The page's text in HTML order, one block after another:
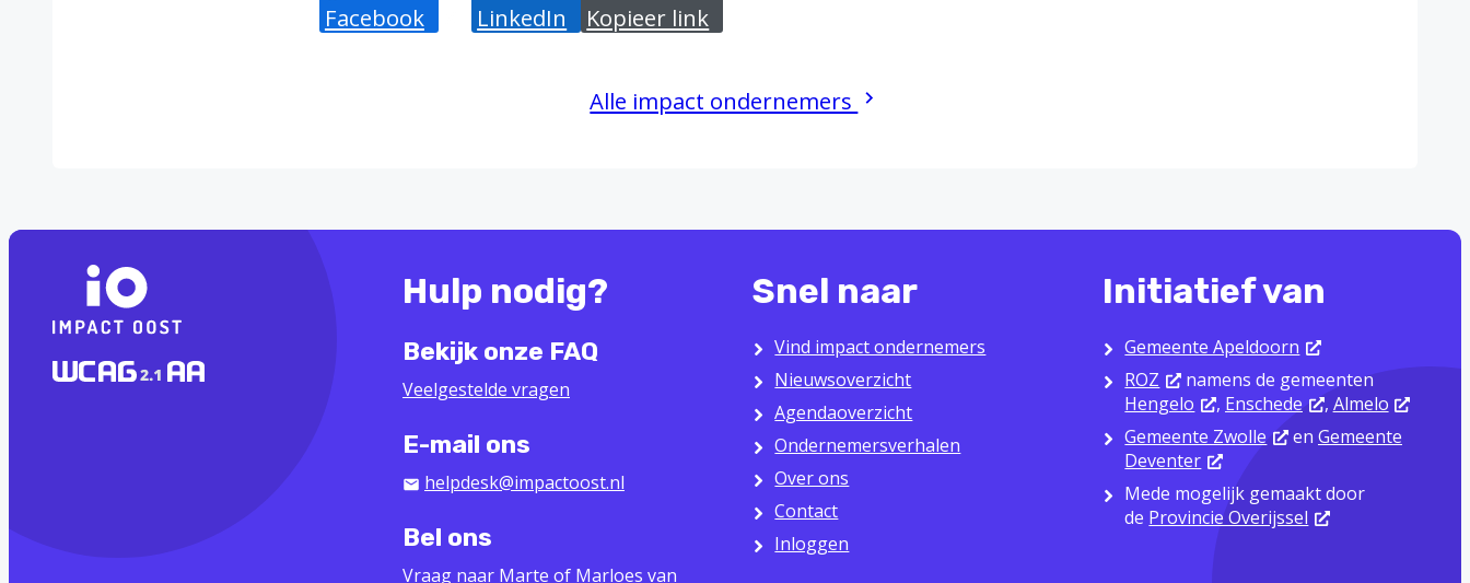
Facebook LinkedIn Kopieer link
Alle impact ondernemers
Hulp nodig?
Bekijk onze FAQ
Veelgestelde vragen
E-mail ons
helpdesk@impactoost.nl
Bel ons
Vraag naar Marte of Marloes van
Snel naar
Vind impact ondernemers
Nieuwsoverzicht
Agendaoverzicht
Ondernemersverhalen
Over ons
Contact
Inloggen
Initiatief van
Gemeente Apeldoorn
ROZ
namens de gemeenten
Hengelo
, Enschede , Almelo
Gemeente Zwolle
en Gemeente
Deventer
Mede mogelijk gemaakt door
de Provincie Overijssel